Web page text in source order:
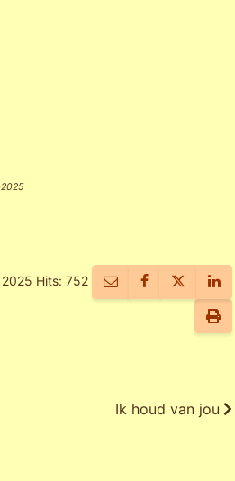
Hits: 752
Ik houd van jou